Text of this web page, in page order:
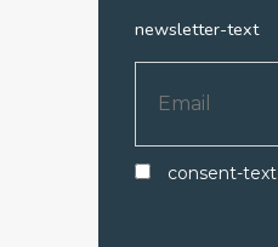
newsletter-text
consent-text